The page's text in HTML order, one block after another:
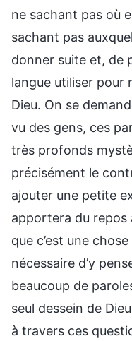
ne sachant pas où
sachant pas
donner suite et, de
langue utiliser pour
Dieu. On se
vu des gens, ces
très profonds
précisément le
ajouter une petite
apportera du repos
que c’est une
nécessaire d’y
beaucoup de
seul dessein de
à travers ces